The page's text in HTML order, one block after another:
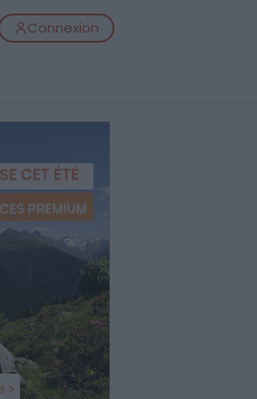
Connexion